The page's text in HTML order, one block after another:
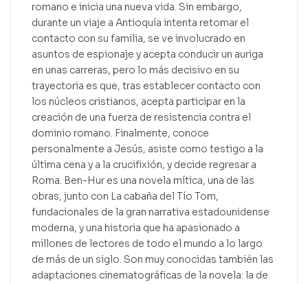
romano e inicia una nueva vida. Sin embargo,
durante un viaje a Antioquía intenta retomar el
contacto con su familia, se ve involucrado en
asuntos de espionaje y acepta conducir un auriga
en unas carreras, pero lo más decisivo en su
trayectoria es que, tras establecer contacto con
los núcleos cristianos, acepta participar en la
creación de una fuerza de resistencia contra el
dominio romano. Finalmente, conoce
personalmente a Jesús, asiste como testigo a la
última cena y a la crucifixión, y decide regresar a
Roma. Ben-Hur es una novela mítica, una de las
obras, junto con La cabaña del Tío Tom,
fundacionales de la gran narrativa estadounidense
moderna, y una historia que ha apasionado a
millones de lectores de todo el mundo a lo largo
de más de un siglo. Son muy conocidas también las
adaptaciones cinematográficas de la novela: la de